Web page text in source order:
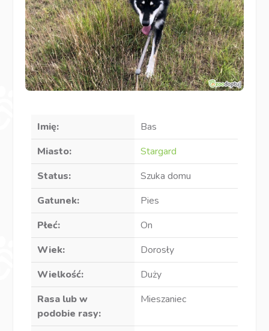
Imię:
Bas
Miasto:
Stargard
Status:
Szuka domu
Gatunek:
Pies
Płeć:
On
Wiek:
Dorosły
Wielkość:
Duży
Rasa lub w
podobie rasy:
Mieszaniec